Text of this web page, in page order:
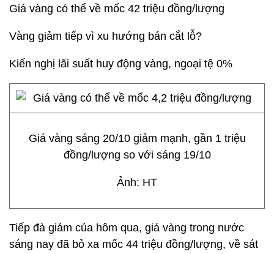
Giá vàng có thể về mốc 42 triệu đồng/lượng
Vàng giảm tiếp vì xu hướng bán cắt lỗ?
Kiến nghị lãi suất huy động vàng, ngoại tệ 0%
Giá vàng sáng 20/10 giảm mạnh, gần 1 triệu
đồng/lượng so với sáng 19/10
Ảnh: HT
Tiếp đà giảm của hôm qua, giá vàng trong nước
sáng nay đã bỏ xa mốc 44 triệu đồng/lượng, về sát